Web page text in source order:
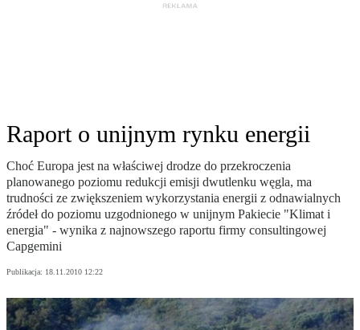
Raport o unijnym rynku energii
Choć Europa jest na właściwej drodze do przekroczenia
planowanego poziomu redukcji emisji dwutlenku węgla, ma
trudności ze zwiększeniem wykorzystania energii z odnawialnych
źródeł do poziomu uzgodnionego w unijnym Pakiecie "Klimat i
energia" - wynika z najnowszego raportu firmy consultingowej
Capgemini
Publikacja: 18.11.2010 12:22